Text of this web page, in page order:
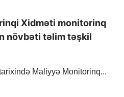
Xidməti monitorinq
növbəti təlim təşkil
Maliyyə Monitorinq...